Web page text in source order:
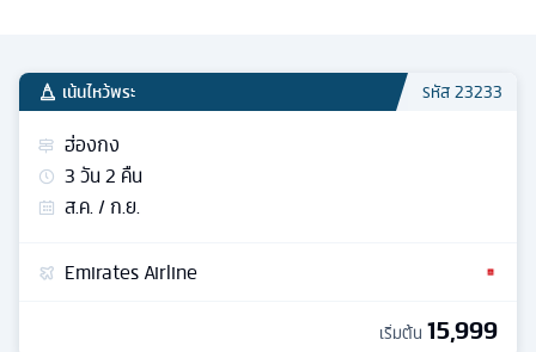
เน้นไหว้พระ รหัส23233
ฮ่องกง
3วัน2 คืน
ส.ค. / ก.ย.
Emirates Airline
เริ่มต้น 15,999